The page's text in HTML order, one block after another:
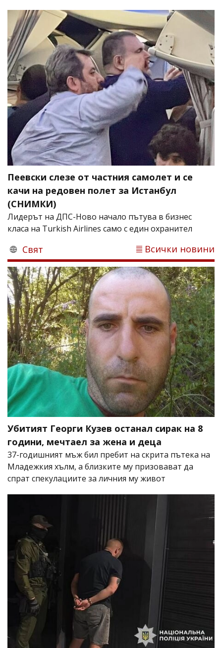
Пеевски слезе от частния самолет и се
качи на редовен полет за Истанбул
(СНИМКИ)
Лидерът на ДПС-Ново начало пътува в бизнес
класа на Turkish Airlines само с един охранител
Свят Всички новини
Убитият Георги Кузев останал сирак на 8
години, мечтаел за жена и деца
37-годишният мъж бил пребит на скрита пътека на
Младежкия хълм, а близките му призовават да
спрат спекулациите за личния му живот